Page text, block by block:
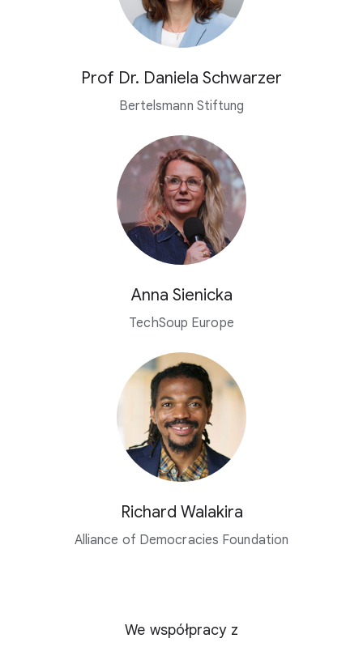
Prof Dr. Daniela Schwarzer
Bertelsmann Stiftung
Anna Sienicka
TechSoup Europe
Richard Walakira
Alliance of Democracies Foundation
We współpracy z